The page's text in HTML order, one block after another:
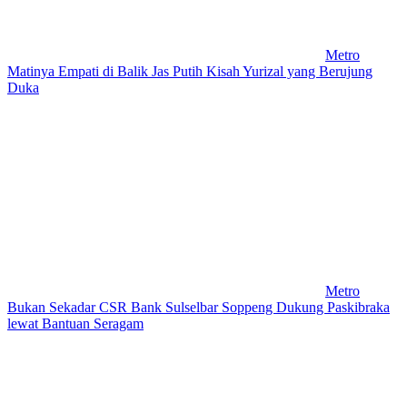
Metro
Matinya Empati di Balik Jas Putih Kisah Yurizal yang Berujung
Duka
Metro
Bukan Sekadar CSR Bank Sulselbar Soppeng Dukung Paskibraka
lewat Bantuan Seragam